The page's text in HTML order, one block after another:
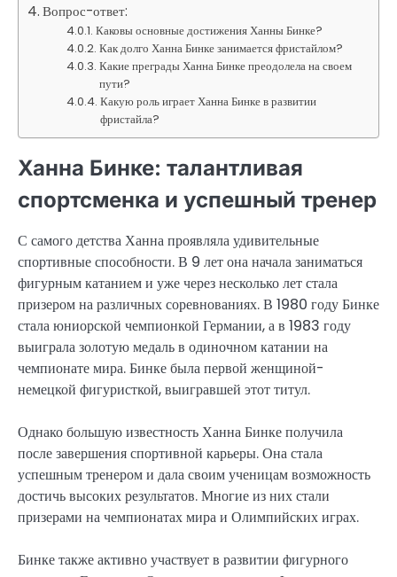
Вопрос-ответ:
Каковы основные достижения Ханны Бинке?
Как долго Ханна Бинке занимается фристайлом?
Какие преграды Ханна Бинке преодолела на своем
пути?
Какую роль играет Ханна Бинке в развитии
фристайла?
Ханна Бинке: талантливая
спортсменка и успешный тренер
С самого детства Ханна проявляла удивительные
спортивные способности. В 9 лет она начала заниматься
фигурным катанием и уже через несколько лет стала
призером на различных соревнованиях. В 1980 году Бинке
стала юниорской чемпионкой Германии, а в 1983 году
выиграла золотую медаль в одиночном катании на
чемпионате мира. Бинке была первой женщиной-
немецкой фигуристкой, выигравшей этот титул.
Однако большую известность Ханна Бинке получила
после завершения спортивной карьеры. Она стала
успешным тренером и дала своим ученицам возможность
достичь высоких результатов. Многие из них стали
призерами на чемпионатах мира и Олимпийских играх.
Бинке также активно участвует в развитии фигурного